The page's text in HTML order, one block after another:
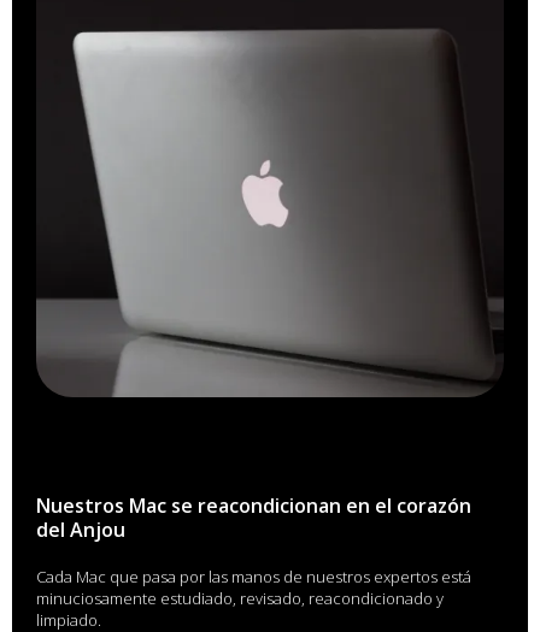
Nuestros Mac se reacondicionan en el corazón
del Anjou
Cada Mac que pasa por las manos de nuestros expertos está
minuciosamente estudiado, revisado, reacondicionado y
limpiado.